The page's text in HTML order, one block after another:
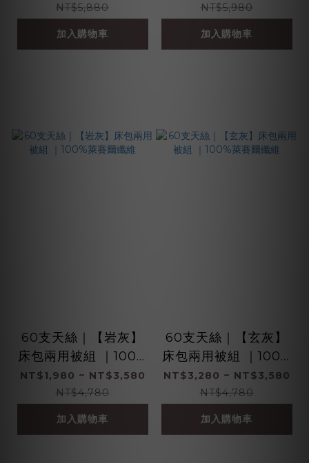
NT$5,880
加入購物車
NT$5,980
加入購物車
60支天絲｜【岩灰】
床包兩用被組 ｜100%
萊賽爾纖維
NT$1,980 ~ NT$3,580
NT$4,780
加入購物車
60支天絲｜【玄灰】
床包兩用被組 ｜100%
萊賽爾纖維
NT$3,280 ~ NT$3,580
NT$4,780
加入購物車